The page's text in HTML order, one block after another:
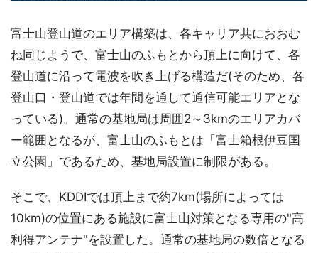
富士山登山道のエリア構築は、各キャリア共におおむ
ね同じようで、富士山のふもとから頂上に向けて、各
登山道に沿って電波を吹き上げる構造だ(そのため、各
登山口・登山道では年間を通して通信可能エリアとな
っている)。通常の基地局は周囲2～3kmのエリアカバ
ー範囲となるが、富士山のふもとは「富士箱根伊豆国
立公園」であるため、基地局設置に制限がある。
そこで、KDDIでは頂上まで約7km(場所によっては
10km)の位置にある施設に富士山対策となる専用の"高
利得アンテナ"を設置した。通常の基地局の数倍となる